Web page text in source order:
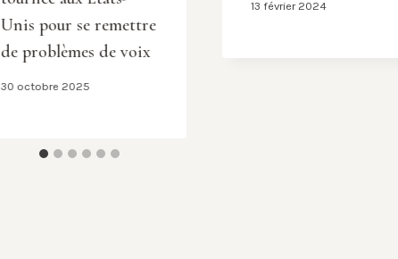
Unis pour se remettre
de problèmes de voix
30 octobre 2025
13 février 2024